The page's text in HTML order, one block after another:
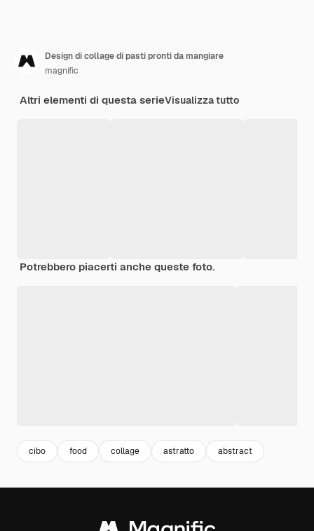
Design di collage di pasti pronti da mangiare
magnific
Altri elementi di questa serieVisualizza tutto
Potrebbero piacerti anche queste foto.
cibo food collage astratto abstract